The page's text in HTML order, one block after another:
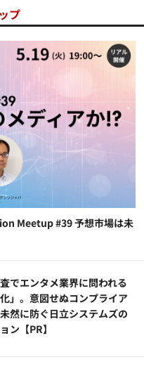
プ
Meetup #39 予想市場は未
でエンタメ業界に問われる
化」。意図せぬコンプライア
然に防ぐ日立システムズの
ン​【PR】